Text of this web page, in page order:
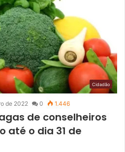
Cidadão
de 2022 0 1.446
de conselheiros
até o dia 31 de